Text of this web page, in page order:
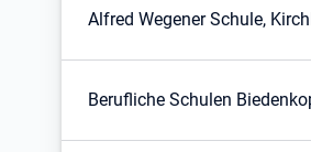
Alfred Wegener Schule,
Berufliche Schulen